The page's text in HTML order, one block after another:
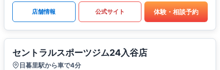
店舗情報 公式サイト 体験・相談予約
セントラルスポーツジム24入谷店
日暮里駅から車で4分